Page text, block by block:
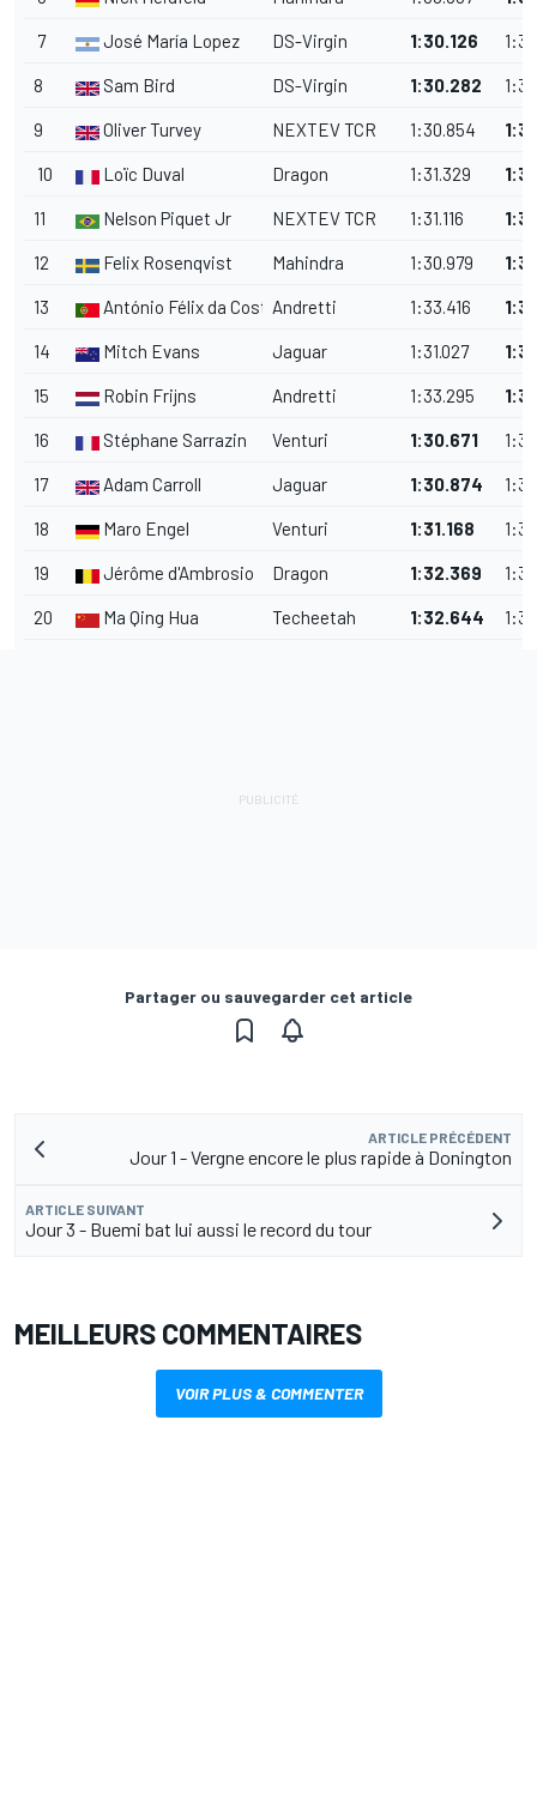
7 José María Lopez DS-Virgin 1:30.126 1:
8 Sam Bird DS-Virgin 1:30.282 1:
9 Oliver Turvey NEXTEV TCR 1:30.854 1:
10 Loïc Duval Dragon 1:31.329 1:
11 Nelson Piquet Jr NEXTEV TCR 1:31.116 1:
12 Felix Rosenqvist Mahindra 1:30.979 1:
13 António Félix da CostaAndretti 1:33.416 1:
14 Mitch Evans Jaguar 1:31.027 1:
15 Robin Frijns Andretti 1:33.295 1:
16 Stéphane Sarrazin Venturi 1:30.671 1:
17 Adam Carroll Jaguar 1:30.874 1:
18 Maro Engel Venturi 1:31.168 1:
19 Jérôme d'Ambrosio Dragon 1:32.369 1:
20 Ma Qing Hua Techeetah 1:32.644 1:
Partager ou sauvegarder cet article
ARTICLE PRÉCÉDENT
Jour 1 - Vergne encore le plus rapide à Donington
ARTICLE SUIVANT
Jour 3 - Buemi bat lui aussi le record du tour
MEILLEURS COMMENTAIRES
VOIR PLUS & COMMENTER